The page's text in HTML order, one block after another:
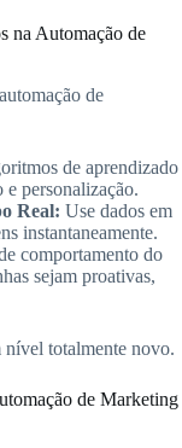
na Automação de
de
de aprendizado
e personalização.
Real: Use dados em
instantaneamente.
comportamento do
sejam proativas,
nível totalmente novo.
de Marketing